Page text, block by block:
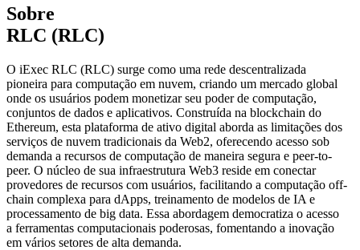
Sobre
RLC (RLC)
O iExec RLC (RLC) surge como uma rede descentralizada
pioneira para computação em nuvem, criando um mercado global
onde os usuários podem monetizar seu poder de computação,
conjuntos de dados e aplicativos. Construída na blockchain do
Ethereum, esta plataforma de ativo digital aborda as limitações dos
serviços de nuvem tradicionais da Web2, oferecendo acesso sob
demanda a recursos de computação de maneira segura e peer-to-
peer. O núcleo de sua infraestrutura Web3 reside em conectar
provedores de recursos com usuários, facilitando a computação off-
chain complexa para dApps, treinamento de modelos de IA e
processamento de big data. Essa abordagem democratiza o acesso
a ferramentas computacionais poderosas, fomentando a inovação
em vários setores de alta demanda.